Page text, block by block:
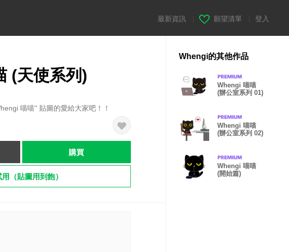
最新資訊 願望清單 登入
(天使系列)
喵喵'' 貼圖的愛給大家吧！！
購買
（貼圖用到飽）
Whengi的其他作品
Whengi 喵喵
(辦公室系列 01)
Whengi 喵喵
(辦公室系列 02)
Whengi 喵喵
(開始篇)